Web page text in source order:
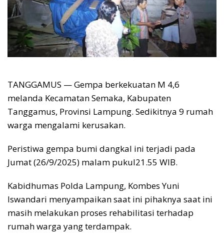
TANGGAMUS — Gempa berkekuatan M 4,6
melanda Kecamatan Semaka, Kabupaten
Tanggamus, Provinsi Lampung. Sedikitnya 9 rumah
warga mengalami kerusakan.
Peristiwa gempa bumi dangkal ini terjadi pada
Jumat (26/9/2025) malam pukul21.55 WIB.
Kabidhumas Polda Lampung, Kombes Yuni
Iswandari menyampaikan saat ini pihaknya saat ini
masih melakukan proses rehabilitasi terhadap
rumah warga yang terdampak.